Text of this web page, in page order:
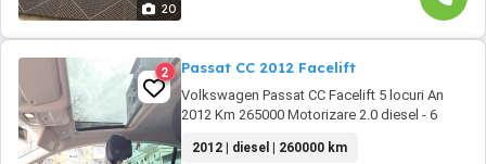
20
2 Passat CC 2012 Facelift
Volkswagen Passat CC Facelift 5 locuri An
2012 Km 265000 Motorizare 2.0 diesel - 6
viteza manuala Navigație mare color 3D
2012 | diesel | 260000 km